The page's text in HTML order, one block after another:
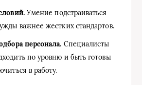
Умение подстраиваться
важнее жестких стандартов.
персонала. Специалисты
по уровню и быть готовы
в работу.